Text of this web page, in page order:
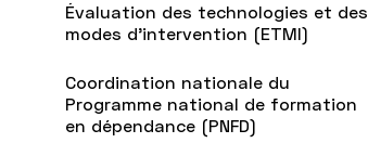
Évaluation des technologies et des
modes d'intervention (ETMI)
Coordination nationale du
Programme national de formation
en dépendance (PNFD)